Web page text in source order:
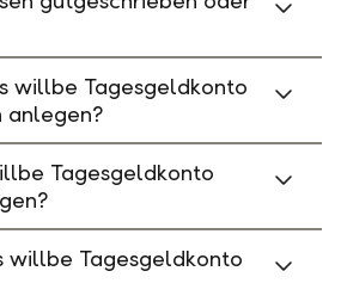
willbe Tagesgeldkonto
anlegen?
Tagesgeldkonto
willbe Tagesgeldkonto